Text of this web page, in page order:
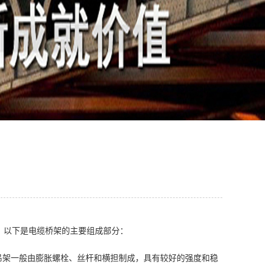
下是电缆桥架的主要组成部分：
一般由膨胀螺栓、丝杆和横担制成，具有较好的强度和稳